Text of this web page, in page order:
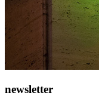
newsletter